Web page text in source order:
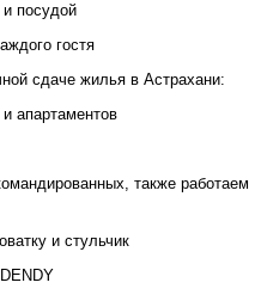
посудой
гостя
сдаче жилья в Астрахани:
апартаментов
также работаем
и стульчик